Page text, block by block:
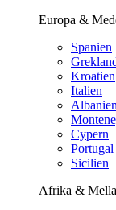
Europa &
Spanien
Kroatien
Italien
Albanien
Cypern
Portugal
Sicilien
Afrika &